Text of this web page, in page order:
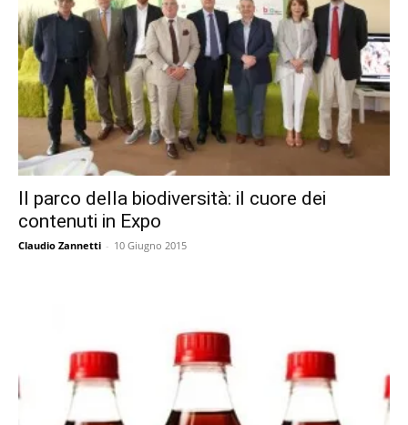
Il parco della biodiversità: il cuore dei
contenuti in Expo
Claudio Zannetti - 10 Giugno 2015